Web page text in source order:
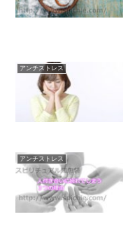
アンチストレス
アンチストレス